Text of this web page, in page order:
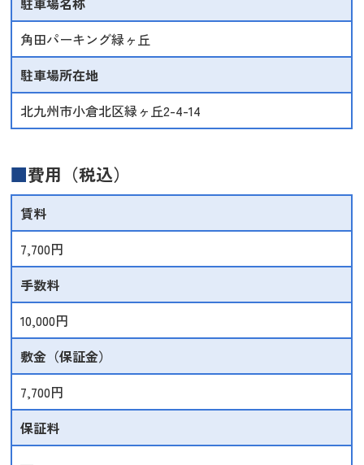
角田パーキング緑ヶ丘
駐車場所在地
北九州市小倉北区緑ヶ丘2-4-14
費用（税込）
賃料
7,700円
手数料
10,000円
敷金（保証金）
7,700円
保証料